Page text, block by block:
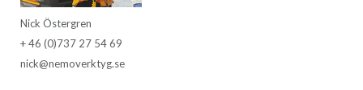
Nick Östergren
+ 46 (0)737 27 54 69
nick@nemoverktyg.se